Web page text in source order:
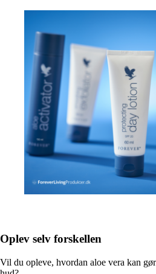
Oplev selv forskellen
Vil du opleve, hvordan aloe vera kan